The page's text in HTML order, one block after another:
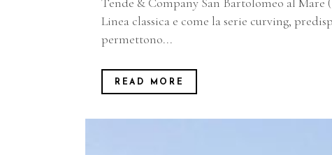
Linea classica e come la serie curving,
permettono...
READ MORE